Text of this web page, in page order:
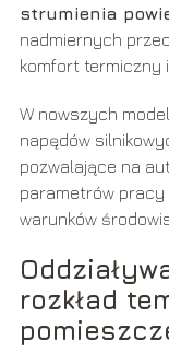
strumienia
nadmiernych
komfort termiczny
W nowszych
napędów
pozwalające na
parametrów pracy
warunków
rozkład